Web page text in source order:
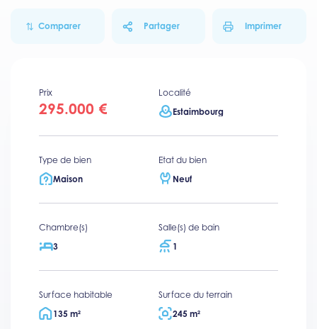
Comparer Partager Imprimer
Prix
295.000 €
Localité
Estaimbourg
Type de bien
Maison
Etat du bien
Neuf
Chambre(s)
3
Salle(s) de bain
1
Surface habitable
135 m²
Surface du terrain
245 m²